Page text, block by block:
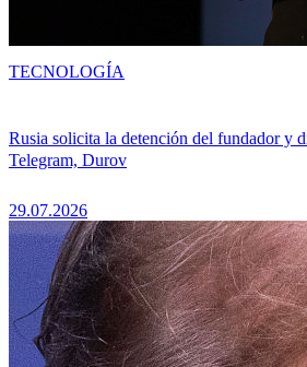
Rusia solicita la detención del fundador y
Telegram, Durov
29.07.2026
TECNOLOGÍA